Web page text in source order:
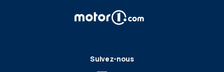
Suivez-nous